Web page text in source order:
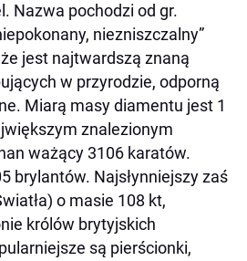
Nazwa pochodzi od gr.
niezniszczalny”
jest najtwardszą znaną
w przyrodzie, odporną
Miarą masy diamentu jest 1
znalezionym
ważący 3106 karatów.
brylantów. Najsłynniejszy zaś
o masie 108 kt,
królów brytyjskich
są pierścionki,